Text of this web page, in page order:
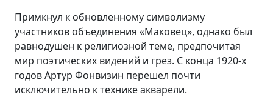
Примкнул к обновленному символизму
участников объединения «Маковец», однако был
равнодушен к религиозной теме, предпочитая
мир поэтических видений и грез. С конца 1920-х
годов Артур Фонвизин перешел почти
исключительно к технике акварели.